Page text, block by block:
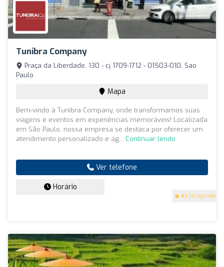
Tunibra Company
4.1 (47 opiniões)
Praça da Liberdade, 130 - cj 1709-1712 - 01503-010, Sao
Paulo
Mapa
Bem-vindo à Tunibra Company, onde transformamos suas
viagens e eventos em experiências memoráveis! Localizada
em São Paulo, nossa empresa se destaca por oferecer um
atendimento personalizado e ág... Continuar lendo
Ver telefone
Horário